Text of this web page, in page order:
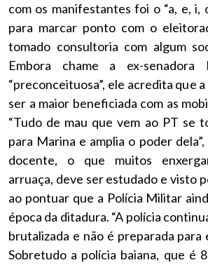
com os manifestantes foi o “a, e, i,
para marcar ponto com o
tomado consultoria com algum
Embora chame a ex-senadora
“preconceituosa”, ele acredita que
ser a maior beneficiada com as
“Tudo de mau que vem ao PT se
para Marina e amplia o poder
docente, o que muitos
arruaça, deve ser estudado e visto
ao pontuar que a Polícia Militar
época da ditadura. “A polícia
brutalizada e não é preparada para
Sobretudo a polícia baiana, que é